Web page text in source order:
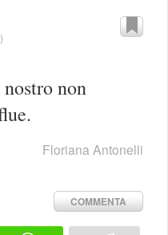
)
non
Floriana Antonelli
COMMENTA